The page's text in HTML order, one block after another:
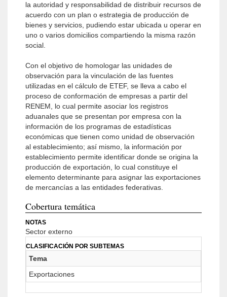
la autoridad y responsabilidad de distribuir recursos de
acuerdo con un plan o estrategia de producción de
bienes y servicios, pudiendo estar ubicada u operar en
uno o varios domicilios compartiendo la misma razón
social.
Con el objetivo de homologar las unidades de
observación para la vinculación de las fuentes
utilizadas en el cálculo de ETEF, se lleva a cabo el
proceso de conformación de empresas a partir del
RENEM, lo cual permite asociar los registros
aduanales que se presentan por empresa con la
información de los programas de estadísticas
económicas que tienen como unidad de observación
al establecimiento; así mismo, la información por
establecimiento permite identificar donde se origina la
producción de exportación, lo cual constituye el
elemento determinante para asignar las exportaciones
de mercancías a las entidades federativas.
Cobertura temática
NOTAS
Sector externo
CLASIFICACIÓN POR SUBTEMAS
Tema
Exportaciones